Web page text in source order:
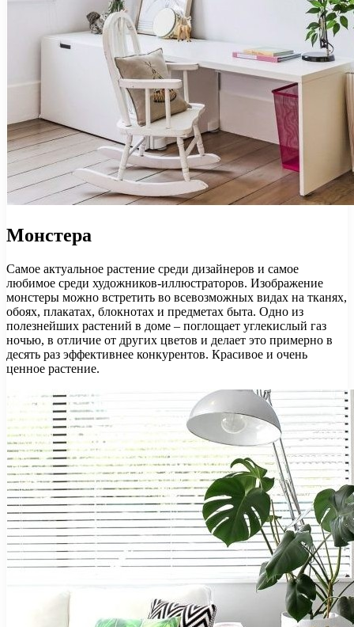
Монстера
Самое актуальное растение среди дизайнеров и самое
любимое среди художников-иллюстраторов. Изображение
монстеры можно встретить во всевозможных видах на тканях,
обоях, плакатах, блокнотах и предметах быта. Одно из
полезнейших растений в доме – поглощает углекислый газ
ночью, в отличие от других цветов и делает это примерно в
десять раз эффективнее конкурентов. Красивое и очень
ценное растение.